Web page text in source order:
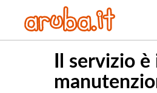
Il servizio è